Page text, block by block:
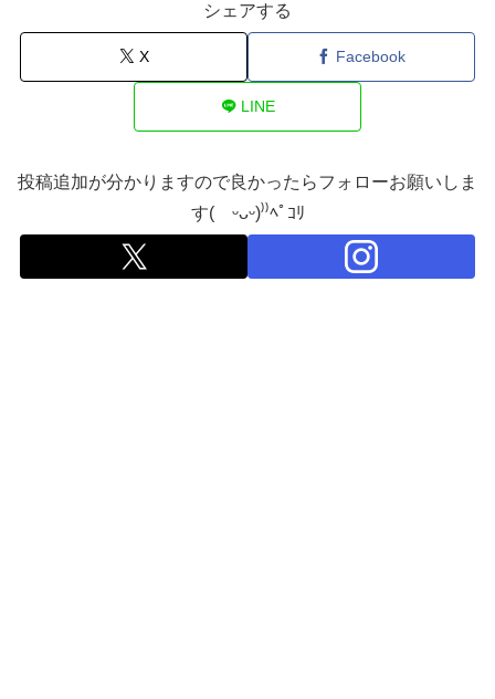
シェアする
X Facebook
LINE
投稿追加が分かりますので良かったらフォローお願いしま
す( ᵕᴗᵕ)⁾⁾ﾍﾟｺﾘ